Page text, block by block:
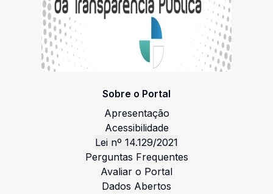
Sobre o Portal
Apresentação
Acessibilidade
Lei nº 14.129/2021
Perguntas Frequentes
Avaliar o Portal
Dados Abertos